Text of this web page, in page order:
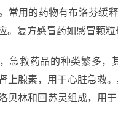
常用的药物有布洛芬缓
。复方感冒药如感冒颗粒
急救药品的种类繁多，
上腺素，用于心脏急救
贝林和回苏灵组成，用